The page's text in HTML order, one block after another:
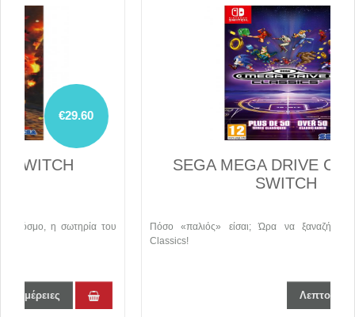
€30.20
SEGA MEGA DRIVE CLASSICS
Πόσο «παλιός» είσαι; Ώρα να ξαναζήσεις τα πραγματικά